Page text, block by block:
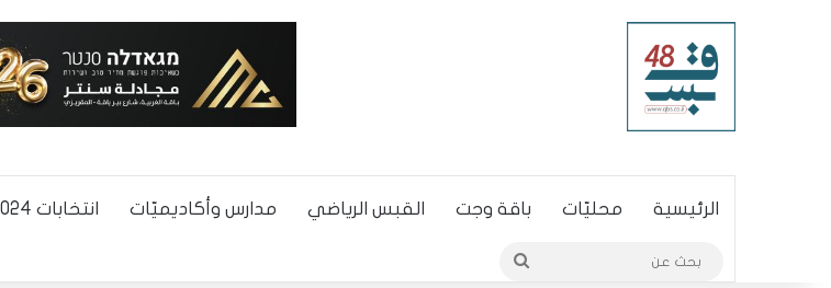
الرئيسية محليّات باقة وجت القبس الرياضي مدارس وأكاديميّات انتخابات 2024